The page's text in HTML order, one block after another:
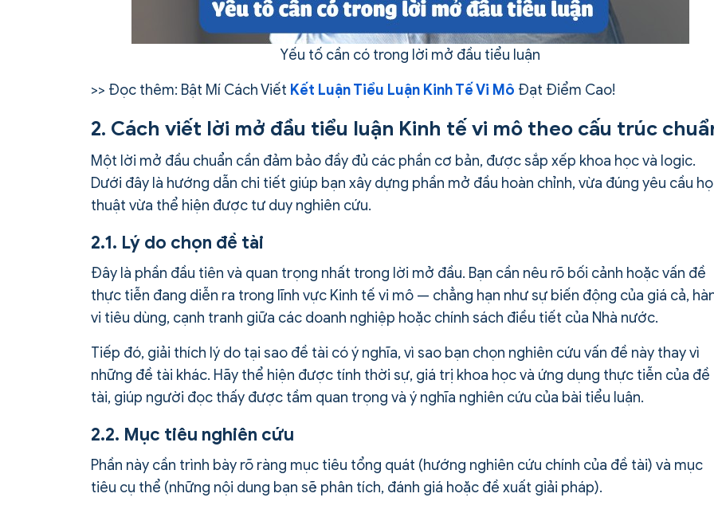
Yếu tố cần có trong lời mở đầu tiểu luận
>> Đọc thêm: Bật Mí Cách Viết Kết Luận Tiểu Luận Kinh Tế Vi Mô Đạt Điểm Cao!
2. Cách viết lời mở đầu tiểu luận Kinh tế vi mô theo cấu trúc
Một lời mở đầu chuẩn cần đảm bảo đầy đủ các phần cơ bản, được sắp xếp khoa học và logic.
Dưới đây là hướng dẫn chi tiết giúp bạn xây dựng phần mở đầu hoàn chỉnh, vừa đúng yêu cầu
thuật vừa thể hiện được tư duy nghiên cứu.
2.1. Lý do chọn đề tài
Đây là phần đầu tiên và quan trọng nhất trong lời mở đầu. Bạn cần nêu rõ bối cảnh hoặc vấn đề
thực tiễn đang diễn ra trong lĩnh vực Kinh tế vi mô — chẳng hạn như sự biến động của giá cả,
vi tiêu dùng, cạnh tranh giữa các doanh nghiệp hoặc chính sách điều tiết của Nhà nước.
Tiếp đó, giải thích lý do tại sao đề tài có ý nghĩa, vì sao bạn chọn nghiên cứu vấn đề này thay vì
những đề tài khác. Hãy thể hiện được tính thời sự, giá trị khoa học và ứng dụng thực tiễn của đề
tài, giúp người đọc thấy được tầm quan trọng và ý nghĩa nghiên cứu của bài tiểu luận.
2.2. Mục tiêu nghiên cứu
Phần này cần trình bày rõ ràng mục tiêu tổng quát (hướng nghiên cứu chính của đề tài) và mục
tiêu cụ thể (những nội dung bạn sẽ phân tích, đánh giá hoặc đề xuất giải pháp).